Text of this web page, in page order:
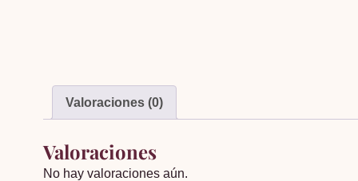
Valoraciones (0)
Valoraciones
No hay valoraciones aún.